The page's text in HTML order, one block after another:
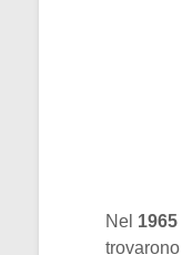
Nel 1965